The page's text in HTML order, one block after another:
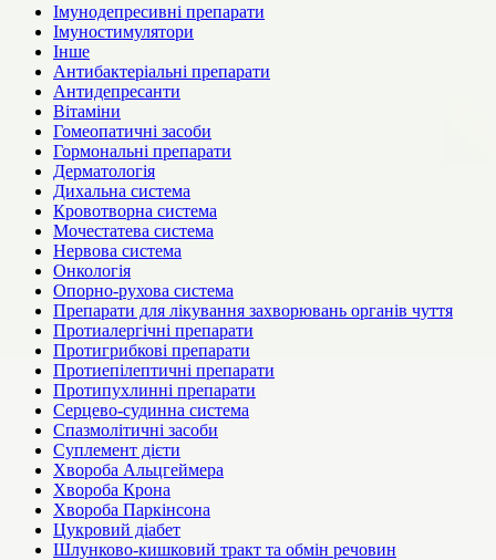
Імунодепресивні препарати
Імуностимулятори
Інше
Антибактеріальні препарати
Антидепресанти
Вітаміни
Гомеопатичні засоби
Гормональні препарати
Дерматологія
Дихальна система
Кровотворна система
Мочестатева система
Нервова система
Онкологія
Опорно-рухова система
Препарати для лікування захворювань органів чуття
Протиалергічні препарати
Протигрибкові препарати
Протиепілептичні препарати
Протипухлинні препарати
Серцево-судинна система
Спазмолітичні засоби
Суплемент дієти
Хвороба Альцгеймера
Хвороба Крона
Хвороба Паркінсона
Цукровий діабет
Шлунково-кишковий тракт та обмін речовин